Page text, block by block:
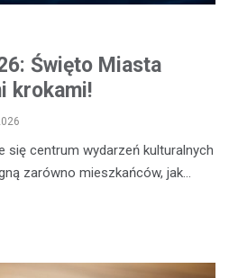
Święto Miasta
krokami!
się centrum wydarzeń kulturalnych
zarówno mieszkańców, jak…